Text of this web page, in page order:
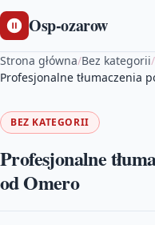
Osp-ozarow
Strona główna/Bez kategorii/
Profesjonalne tłumaczenia
BEZ KATEGORII
Profesjonalne
od Omero